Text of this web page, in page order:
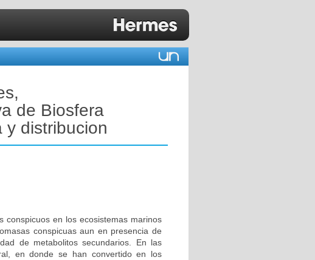
de Biosfera
y distribucion
conspicuos en los ecosistemas marinos
conspicuas aun en presencia de
de metabolitos secundarios. En las
en donde se han convertido en los